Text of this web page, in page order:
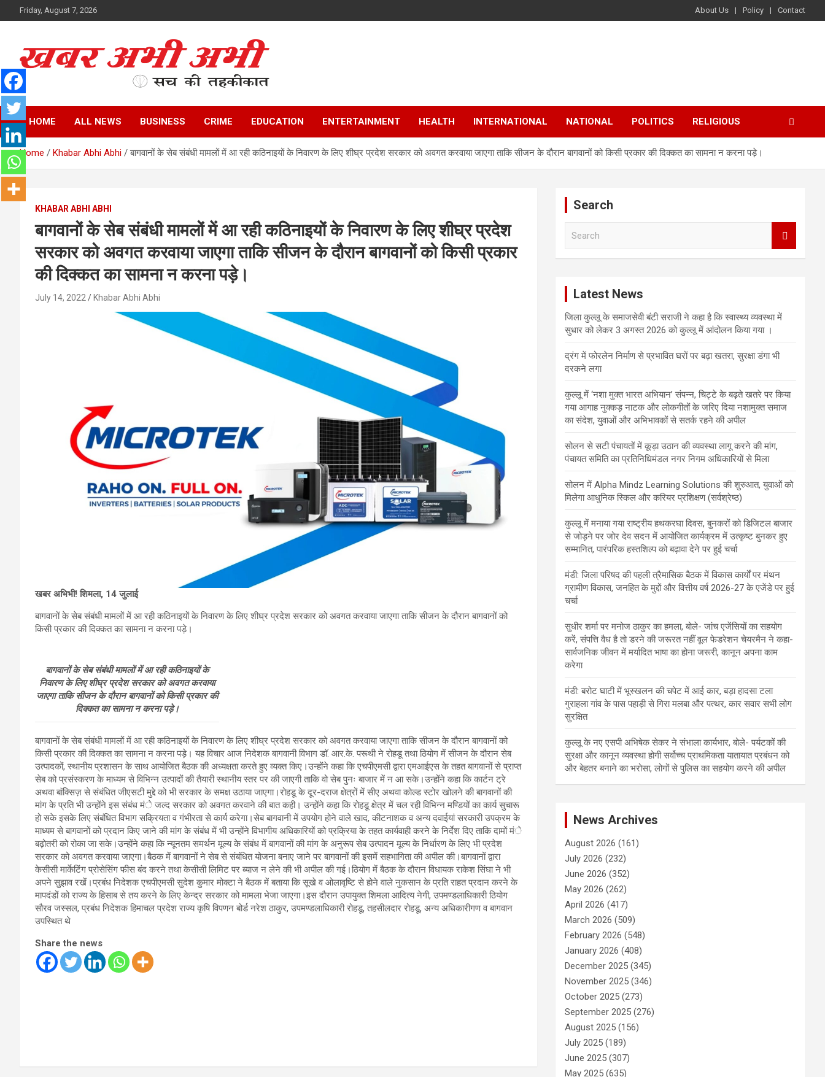
to
Friday, August 7, 2026 About Us Policy Contact
खबर अभी अभी
सच की तहकीकात
HOME ALL NEWS BUSINESS CRIME EDUCATION ENTERTAINMENT HEALTH INTERNATIONAL NATIONAL POLITICS RELIGIOUS
Home Khabar Abhi Abhi बागवानों के सेब संबंधी मामलों में आ रही कठिनाइयों के निवारण के लिए शीघ्र प्रदेश सरकार को अवगत करवाया जाएगा ताकि सीजन के दौरान बागवानों को किसी प्रकार की दिक्कत का सामना न करना पड़े।
KHABAR ABHI ABHI
बागवानों के सेब संबंधी मामलों में आ रही कठिनाइयों के निवारण के लिए शीघ्र प्रदेश
सरकार को अवगत करवाया जाएगा ताकि सीजन के दौरान बागवानों को किसी प्रकार
की दिक्कत का सामना न करना पड़े।
July 14, 2022 Khabar Abhi Abhi
खबर अभिभी! शिमला, 14 जुलाई
बागवानों के सेब संबंधी मामलों में आ रही कठिनाइयों के निवारण के लिए शीघ्र प्रदेश सरकार को अवगत करवाया जाएगा ताकि सीजन के दौरान बागवानों को
किसी प्रकार की दिक्कत का सामना न करना पड़े।
बागवानों के सेब संबंधी मामलों में आ रही कठिनाइयों के
निवारण के लिए शीघ्र प्रदेश सरकार को अवगत करवाया
जाएगा ताकि सीजन के दौरान बागवानों को किसी प्रकार की
दिक्कत का सामना न करना पड़े।
बागवानों के सेब संबंधी मामलों में आ रही कठिनाइयों के निवारण के लिए शीघ्र प्रदेश सरकार को अवगत करवाया जाएगा ताकि सीजन के दौरान बागवानों को
किसी प्रकार की दिक्कत का सामना न करना पड़े। यह विचार आज निदेशक बागवानी विभाग डाॅ. आर.के. परूथी ने रोहडू तथा ठियोग में सीजन के दौरान सेब
उत्पादकों, स्थानीय प्रशासन के साथ आयोजित बैठक की अध्यक्षता करते हुए व्यक्त किए।उन्होंने कहा कि एचपीएमसी द्वारा एमआईएस के तहत बागवानों से प्राप्त
सेब को प्रसंस्करण के माध्यम से विभिन्न उत्पादों की तैयारी स्थानीय स्तर पर की जाएगी ताकि वो सेब पुनः बाजार में न आ सके।उन्होंने कहा कि कार्टन ट्रे
अथवा बाॅक्सिज़ से संबंधित जीएसटी मुद्दे को भी सरकार के समक्ष उठाया जाएगा।रोहडू के दूर-दराज क्षेत्रों में सीए अथवा कोल्ड स्टोर खोलने की बागवानों की
मांग के प्रति भी उन्होंने इस संबंध मंे जल्द सरकार को अवगत करवाने की बात कही। उन्होंने कहा कि रोहडू क्षेत्र में चल रही विभिन्न मण्डियों का कार्य सुचारू
हो सके इसके लिए संबंधित विभाग सक्रियता व गंभीरता से कार्य करेगा।सेब बागवानी में उपयोग होने वाले खाद, कीटनाशक व अन्य दवाईयां सरकारी उपक्रम के
माध्यम से बागवानों को प्रदान किए जाने की मांग के संबंध में भी उन्होंने विभागीय अधिकारियों को प्रक्रिया के तहत कार्यवाही करने के निर्देश दिए ताकि दामों मंे
बढ़ोतरी को रोका जा सके।उन्होंने कहा कि न्यूनतम समर्थन मूल्य के संबंध में बागवानों की मांग के अनुरूप सेब उत्पादन मूल्य के निर्धारण के लिए भी प्रदेश
सरकार को अवगत करवाया जाएगा।बैठक में बागवानों ने सेब से संबंधित योजना बनाए जाने पर बागवानों की इसमें सहभागिता की अपील की।बागवानों द्वारा
केसीसी मार्केटिंग प्रोसेसिंग फीस बंद करने तथा केसीसी लिमिट पर ब्याज न लेने की भी अपील की गई।ठियोग में बैठक के दौरान विधायक राकेश सिंघा ने भी
अपने सुझाव रखें।प्रबंध निदेशक एचपीएमसी सुदेश कुमार मोक्टा ने बैठक में बताया कि सूखे व ओलावृष्टि से होने वाले नुकसान के प्रति राहत प्रदान करने के
मापदंडों को राज्य के हिसाब से तय करने के लिए केन्द्र सरकार को मामला भेजा जाएगा।इस दौरान उपायुक्त शिमला आदित्य नेगी, उपमण्डलाधिकारी ठियोग
सौरव जस्सल, प्रबंध निदेशक हिमाचल प्रदेश राज्य कृषि विपणन बोर्ड नरेश ठाकुर, उपमण्डलाधिकारी रोहडू, तहसीलदार रोहडू, अन्य अधिकारीगण व बागवान
उपस्थित थे
Share the news
Search
Latest News
जिला कुल्लू के समाजसेवी बंटी सराजी ने कहा है कि स्वास्थ्य व्यवस्था में
सुधार को लेकर 3 अगस्त 2026 को कुल्लू में आंदोलन किया गया ।
द्रंग में फोरलेन निर्माण से प्रभावित घरों पर बढ़ा खतरा, सुरक्षा डंगा भी
दरकने लगा
कुल्लू में ‘नशा मुक्त भारत अभियान’ संपन्न, चिट्टे के बढ़ते खतरे पर किया
गया आगाह नुक्कड़ नाटक और लोकगीतों के जरिए दिया नशामुक्त समाज
का संदेश, युवाओं और अभिभावकों से सतर्क रहने की अपील
सोलन से सटी पंचायतों में कूड़ा उठान की व्यवस्था लागू करने की मांग,
पंचायत समिति का प्रतिनिधिमंडल नगर निगम अधिकारियों से मिला
सोलन में Alpha Mindz Learning Solutions की शुरुआत, युवाओं को
मिलेगा आधुनिक स्किल और करियर प्रशिक्षण (सर्वश्रेष्ठ)
कुल्लू में मनाया गया राष्ट्रीय हथकरघा दिवस, बुनकरों को डिजिटल बाजार
से जोड़ने पर जोर देव सदन में आयोजित कार्यक्रम में उत्कृष्ट बुनकर हुए
सम्मानित, पारंपरिक हस्तशिल्प को बढ़ावा देने पर हुई चर्चा
मंडी: जिला परिषद की पहली त्रैमासिक बैठक में विकास कार्यों पर मंथन
ग्रामीण विकास, जनहित के मुद्दों और वित्तीय वर्ष 2026-27 के एजेंडे पर हुई
चर्चा
सुधीर शर्मा पर मनोज ठाकुर का हमला, बोले- जांच एजेंसियों का सहयोग
करें, संपत्ति वैध है तो डरने की जरूरत नहीं वूल फेडरेशन चेयरमैन ने कहा-
सार्वजनिक जीवन में मर्यादित भाषा का होना जरूरी, कानून अपना काम
करेगा
मंडी: बरोट घाटी में भूस्खलन की चपेट में आई कार, बड़ा हादसा टला
गुराहला गांव के पास पहाड़ी से गिरा मलबा और पत्थर, कार सवार सभी लोग
सुरक्षित
कुल्लू के नए एसपी अभिषेक सेकर ने संभाला कार्यभार, बोले- पर्यटकों की
सुरक्षा और कानून व्यवस्था होगी सर्वोच्च प्राथमिकता यातायात प्रबंधन को
और बेहतर बनाने का भरोसा, लोगों से पुलिस का सहयोग करने की अपील
News Archives
August 2026 (161)
July 2026 (232)
June 2026 (352)
May 2026 (262)
April 2026 (417)
March 2026 (509)
February 2026 (548)
January 2026 (408)
December 2025 (345)
November 2025 (346)
October 2025 (273)
September 2025 (276)
August 2025 (156)
July 2025 (189)
June 2025 (307)
May 2025 (635)